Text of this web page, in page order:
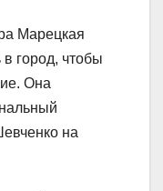
Марецкая
город, чтобы
Она
на